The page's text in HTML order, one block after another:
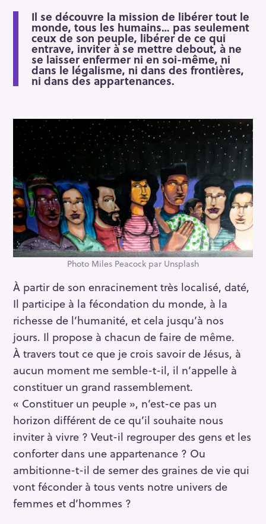
Il se découvre la mission de libérer tout le
monde, tous les humains… pas seulement
ceux de son peuple, libérer de ce qui
entrave, inviter à se mettre debout, à ne
se laisser enfermer ni en soi-même, ni
dans le légalisme, ni dans des frontières,
ni dans des appartenances.
Photo Miles Peacock par Unsplash
À partir de son enracinement très localisé, daté,
Il participe à la fécondation du monde, à la
richesse de l’humanité, et cela jusqu’à nos
jours. Il propose à chacun de faire de même.
À travers tout ce que je crois savoir de Jésus, à
aucun moment me semble-t-il, il n’appelle à
constituer un grand rassemblement.
« Constituer un peuple », n’est-ce pas un
horizon différent de ce qu’il souhaite nous
inviter à vivre ? Veut-il regrouper des gens et les
conforter dans une appartenance ? Ou
ambitionne-t-il de semer des graines de vie qui
vont féconder à tous vents notre univers de
femmes et d’hommes ?